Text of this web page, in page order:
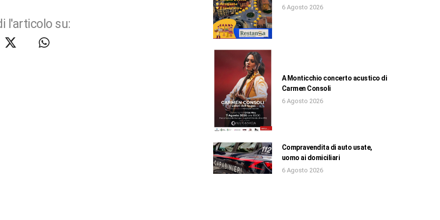
l'articolo su:
6 Agosto 2026
A Monticchio concerto acustico di
Carmen Consoli
6 Agosto 2026
Compravendita di auto usate,
uomo ai domiciliari
6 Agosto 2026